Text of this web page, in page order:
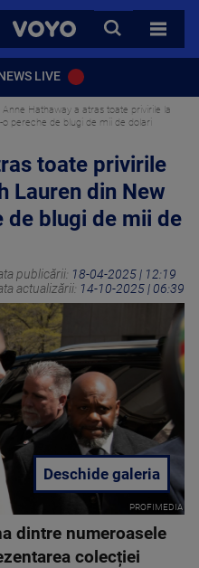
VOYO
CAUTA
TOATE
LIVE
Anne Hathaway a atras toate privirile la
pereche de blugi de mii de dolari
toate privirile
Lauren din New
de blugi de mii de
publicării: 18-04-2025 | 12:19
actualizării: 14-10-2025 | 06:39
PROFIMEDIA
Deschide galeria
dintre numeroasele
colecției